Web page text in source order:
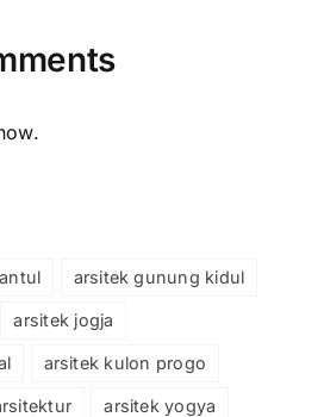
arsitek gunung kidul
arsitek jogja
arsitek kulon progo
arsitek yogya